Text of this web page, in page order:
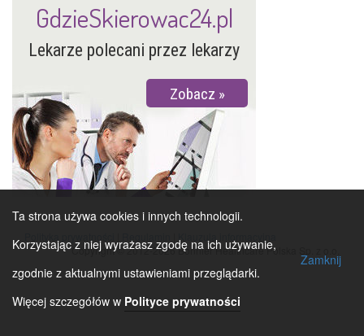
Lekarze polecani przez lekarzy
Zobacz
GdzieSkierowac24.pl
Copyright © 2012-2026 Bonnier Healthcare Polska Sp. z o.o.
Ta strona używa cookies i innych technologii.
Korzystając z niej wyrażasz zgodę na ich używanie,
zgodnie z aktualnymi ustawieniami przeglądarki.
Więcej szczegółów w Polityce prywatności
Zamknij